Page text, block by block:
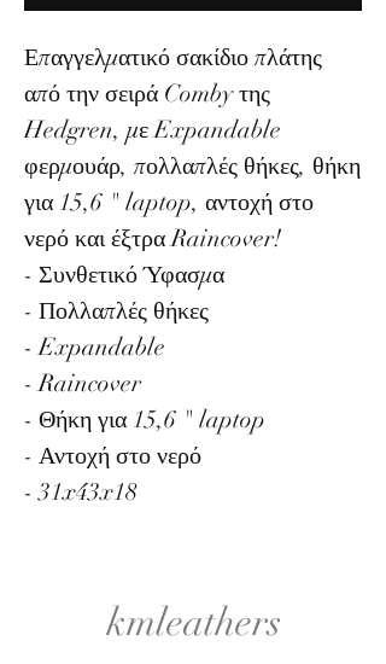
Επαγγελματικό σακίδιο πλάτης
από την σειρά Comby της
Hedgren, με Expandable
φερμουάρ, πολλαπλές θήκες, θήκη
για 15,6 " laptop, αντοχή στο
νερό και έξτρα Raincover!
- Συνθετικό Ύφασμα
- Πολλαπλές θήκες
- Expandable
- Raincover
- Θήκη για 15,6 " laptop
- Αντοχή στο νερό
- 31x43x18
kmleathers